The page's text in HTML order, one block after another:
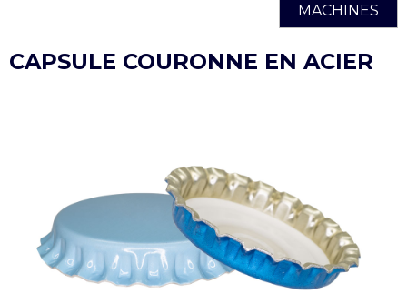
MACHINES
CAPSULE COURONNE EN ACIER